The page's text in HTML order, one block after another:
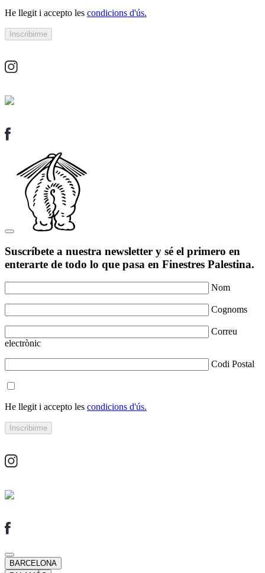
He llegit i accepto les condicions d'ús.
Suscríbete a nuestra newsletter y sé el primero en
enterarte de todo lo que pasa en Finestres Palestina.
Nom
Cognoms
Correu
electrònic
Codi Postal
He llegit i accepto les condicions d'ús.
BARCELONA